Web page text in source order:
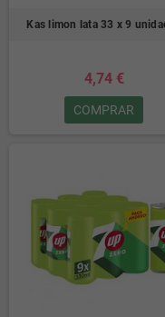
Kas limon lata 33 x 9
4,74 €
COMPRAR